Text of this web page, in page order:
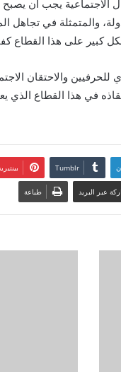
الاجتماعية يجب أن
والمتمثلة في تجاهل
كبير على هذا القطاع
للحرفيين والاحتقان
في هذا القطاع الذي
عبر البريد طباعة